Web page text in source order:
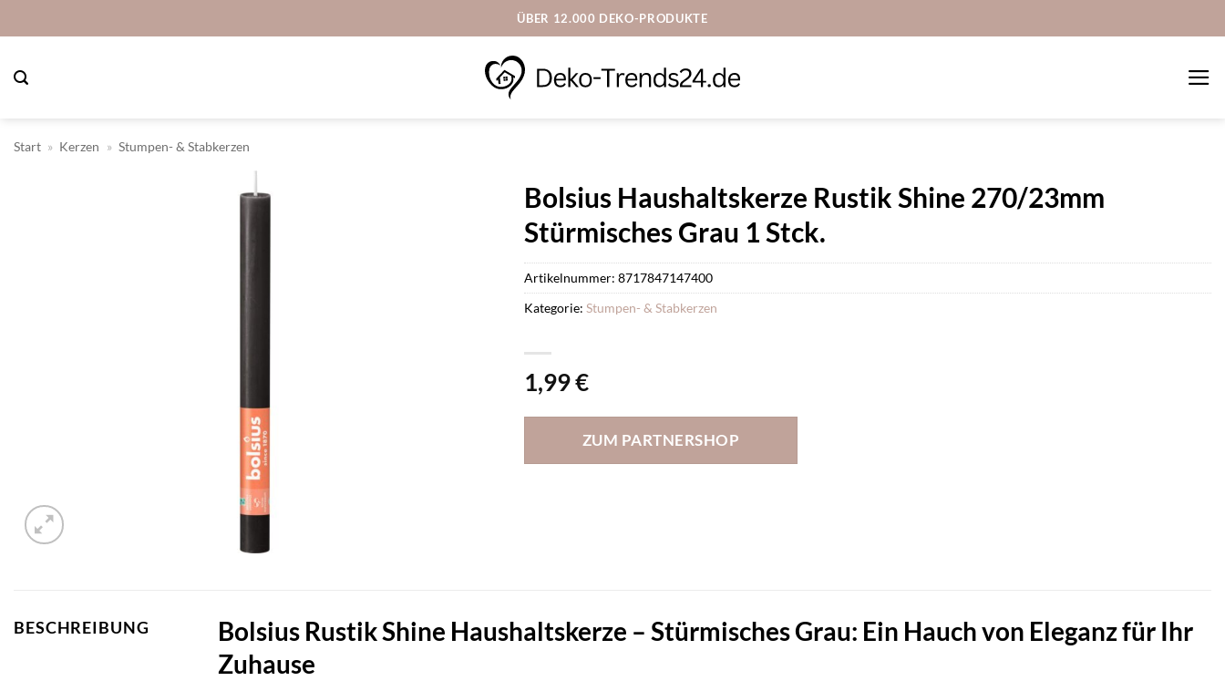
Inhalt
ÜBER 12.000 DEKO-PRODUKTE
Start » Kerzen » Stumpen- & Stabkerzen
Bolsius Haushaltskerze Rustik Shine 270/23mm
Stürmisches Grau 1 Stck.
1,99€
ZUM PARTNERSHOP
Artikelnummer: 8717847147400
Kategorie: Stumpen- & Stabkerzen
BESCHREIBUNG
Bolsius Rustik Shine Haushaltskerze – Stürmisches Grau: Ein Hauch von Eleganz für Ihr
Zuhause